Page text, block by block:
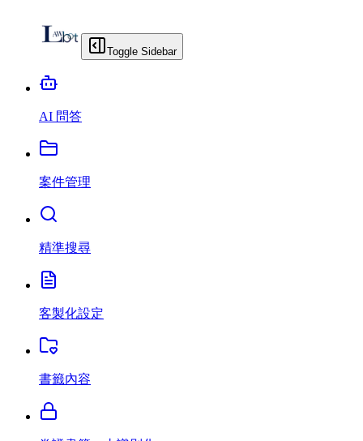
Toggle Sidebar
AI 問答
案件管理
精準搜尋
客製化設定
書籤內容